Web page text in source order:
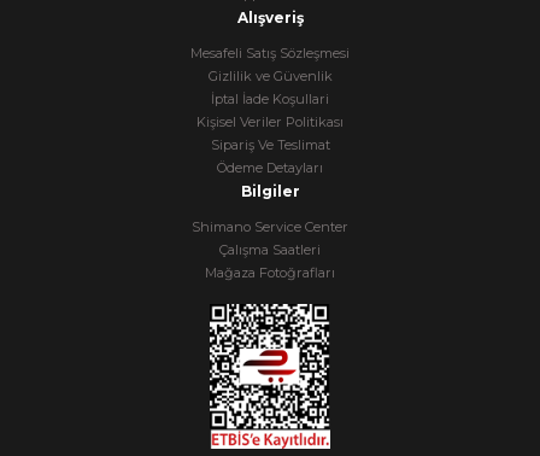
Alışveriş
Mesafeli Satış Sözleşmesi
Gizlilik ve Güvenlik
İptal İade Koşullari
Kişisel Veriler Politikası
Sipariş Ve Teslimat
Ödeme Detayları
Bilgiler
Shimano Service Center
Çalışma Saatleri
Mağaza Fotoğrafları